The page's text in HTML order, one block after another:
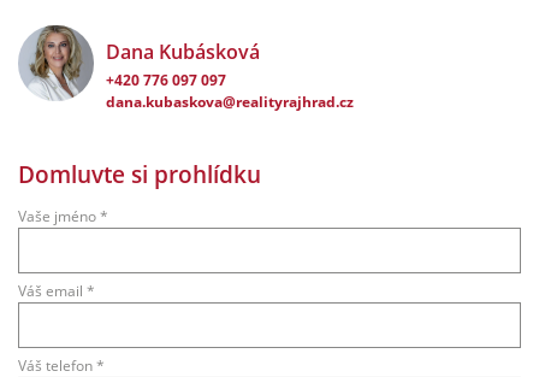
Dana Kubásková
+420 776 097 097
dana.kubaskova@realityrajhrad.cz
Domluvte si prohlídku
Vaše jméno *
Váš email *
Váš telefon *